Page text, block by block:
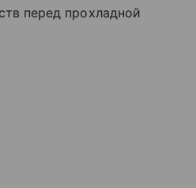
перед прохладной